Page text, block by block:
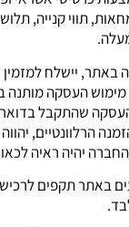
תווי קנייה,
באתר, יישלח למזמין
העסקה מותנה
שהתקבל
הרלוונטיים,
יהיה ראיה
באתר תקפים